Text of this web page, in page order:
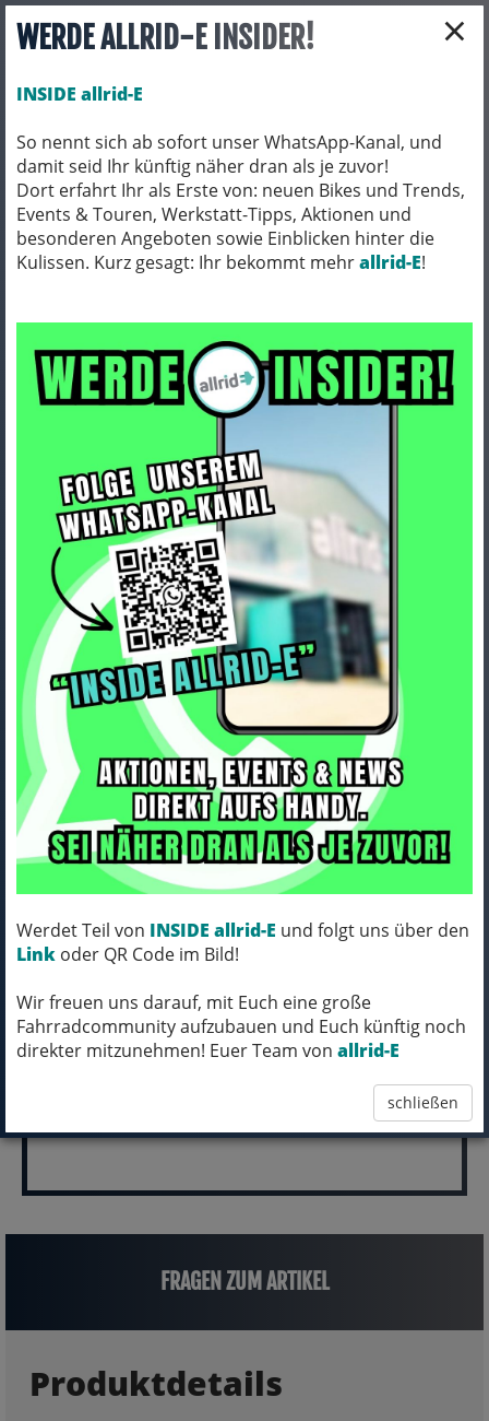
×
WERDE ALLRID-E INSIDER!
INSIDE allrid-E
So nennt sich ab sofort unser WhatsApp-Kanal, und
damit seid Ihr künftig näher dran als je zuvor!
Dort erfahrt Ihr als Erste von: neuen Bikes und Trends,
Events & Touren, Werkstatt-Tipps, Aktionen und
besonderen Angeboten sowie Einblicken hinter die
Kulissen. Kurz gesagt: Ihr bekommt mehrallrid-E!
Werdet Teil von INSIDE allrid-E und folgt uns über den
Link oder QR Code im Bild!
Wir freuen uns darauf, mit Euch eine große
Fahrradcommunity aufzubauen und Euch künftig noch
direkter mitzunehmen! Euer Team von allrid-E
schließen
Toggle navigation
BIO BIKES BIO MTB
Lapierre ZESTY CF 9.9 fresh
mint blue - satin M
Art.Nr. LZLUA430
Farbe: fresh mint blue - satin
Rahmengröße: M
MICH KANNST DU BESTELLEN - MIT
ABHOLUNG IN NORTORF!
pro Stück (inkl. MwSt.)
7.799,00 EUR
FRAGEN ZUM ARTIKEL
Produktdetails